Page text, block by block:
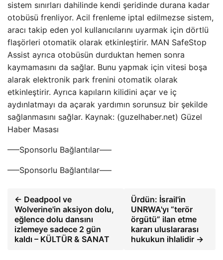
sistem sınırları dahilinde kendi şeridinde durana kadar
otobüsü frenliyor. Acil frenleme iptal edilmezse sistem,
aracı takip eden yol kullanıcılarını uyarmak için dörtlü
flaşörleri otomatik olarak etkinleştirir. MAN SafeStop
Assist ayrıca otobüsün durduktan hemen sonra
kaymamasını da sağlar. Bunu yapmak için vitesi boşa
alarak elektronik park frenini otomatik olarak
etkinleştirir. Ayrıca kapıların kilidini açar ve iç
aydınlatmayı da açarak yardımın sorunsuz bir şekilde
sağlanmasını sağlar. Kaynak: (guzelhaber.net) Güzel
Haber Masası
—–Sponsorlu Bağlantılar—–
—–Sponsorlu Bağlantılar—–
← Deadpool ve
Wolverine'in aksiyon dolu,
eğlence dolu dansını
izlemeye sadece 2 gün
kaldı – KÜLTÜR & SANAT
Ürdün: İsrail'in
UNRWA'yı “terör
örgütü” ilan etme
kararı uluslararası
hukukun ihlalidir →